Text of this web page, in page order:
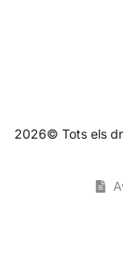
2026© Tots els